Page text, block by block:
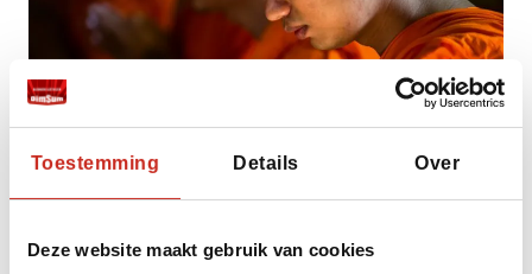
Toestemming Details Over
Deze website maakt gebruik van cookies